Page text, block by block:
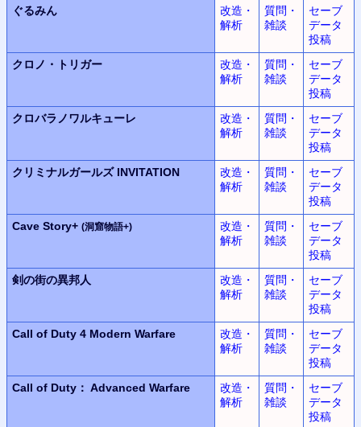
ぐるみん
改造・
解析
質問・
雑談
セーブ
データ
投稿
クロノ・トリガー
改造・
解析
質問・
雑談
セーブ
データ
投稿
クロバラノワルキューレ
改造・
解析
質問・
雑談
セーブ
データ
投稿
クリミナルガールズ INVITATION
改造・
解析
質問・
雑談
セーブ
データ
投稿
Cave Story+ (洞窟物語+)
改造・
解析
質問・
雑談
セーブ
データ
投稿
剣の街の異邦人
改造・
解析
質問・
雑談
セーブ
データ
投稿
Call of Duty 4 Modern Warfare
改造・
解析
質問・
雑談
セーブ
データ
投稿
Call of Duty： Advanced Warfare
改造・
解析
質問・
雑談
セーブ
データ
投稿